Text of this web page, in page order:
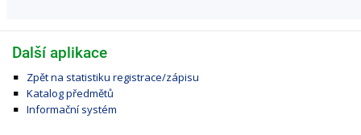
Další aplikace
Zpět na statistiku registrace/zápisu
Katalog předmětů
Informační systém